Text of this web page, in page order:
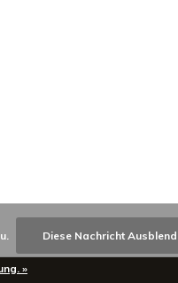
Diese Nachricht
»